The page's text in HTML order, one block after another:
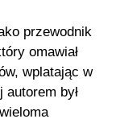
przewodnik
omawiał
wplatając w
był